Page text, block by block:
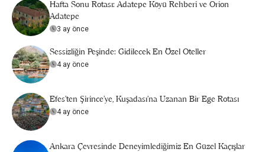
Hafta Sonu Rotası: Adatepe Köyü Rehberi ve Orion
Adatepe
3 ay önce
Sessizliğin Peşinde: Gidilecek En Özel Oteller
4 ay önce
Efes’ten Şirince’ye, Kuşadası’na Uzanan Bir Ege Rotası
4 ay önce
Ankara Çevresinde Deneyimlediğimiz En Güzel Kaçışlar